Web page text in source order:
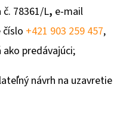
č. 78361/L, e-mail
+421 903 259 457,
predávajúci;
návrh na uzavretie